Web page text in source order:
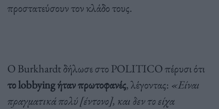
προστατεύσουν τον κλάδο τους.
Ο Burkhardt δήλωσε στο POLITICO πέρυσι ότι
το lobbying ήταν πρωτοφανές, λέγοντας: «Είναι
πραγματικά πολύ [έντονο], και δεν το είχα